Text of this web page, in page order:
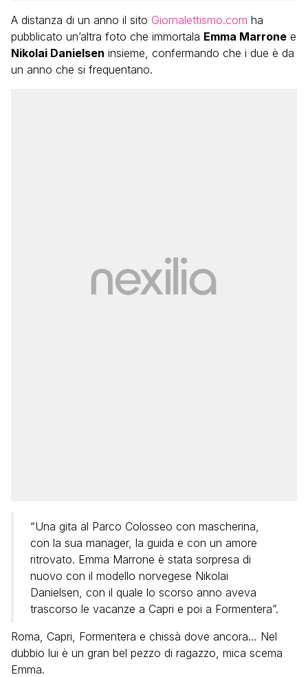
A distanza di un anno il sito Giornalettismo.com ha
pubblicato un’altra foto che immortala Emma Marrone e
Nikolai Danielsen insieme, confermando che i due è da
un anno che si frequentano.
“Una gita al Parco Colosseo con mascherina,
con la sua manager, la guida e con un amore
ritrovato. Emma Marrone è stata sorpresa di
nuovo con il modello norvegese Nikolai
Danielsen, con il quale lo scorso anno aveva
trascorso le vacanze a Capri e poi a Formentera”.
Roma, Capri, Formentera e chissà dove ancora… Nel
dubbio lui è un gran bel pezzo di ragazzo, mica scema
Emma.